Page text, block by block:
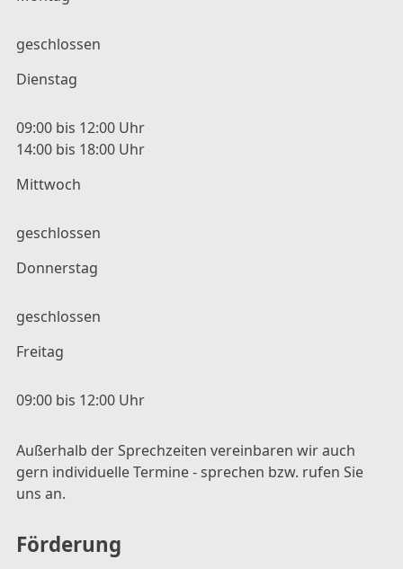
geschlossen
Dienstag
09:00 bis 12:00 Uhr
14:00 bis 18:00 Uhr
Mittwoch
geschlossen
Donnerstag
geschlossen
Freitag
09:00 bis 12:00 Uhr
Außerhalb der Sprechzeiten vereinbaren wir auch
gern individuelle Termine - sprechen bzw. rufen Sie
uns an.
Förderung